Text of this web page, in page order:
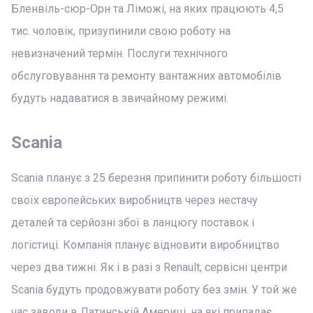
Бленвіль-сюр-Орн та Ліможі, на яких працюють 4,5
тис. чоловік, призупинили свою роботу на
невизначений термін. Послуги технічного
обслуговування та ремонту вантажних автомобілів
будуть надаватися в звичайному режимі.
Scania
Scania планує з 25 березня припинити роботу більшості
своїх європейських виробництв через нестачу
деталей та серйозні збої в ланцюгу поставок і
логістиці. Компанія планує відновити виробництво
через два тижні. Як і в разі з Renault, сервісні центри
Scania будуть продовжувати роботу без змін. У той же